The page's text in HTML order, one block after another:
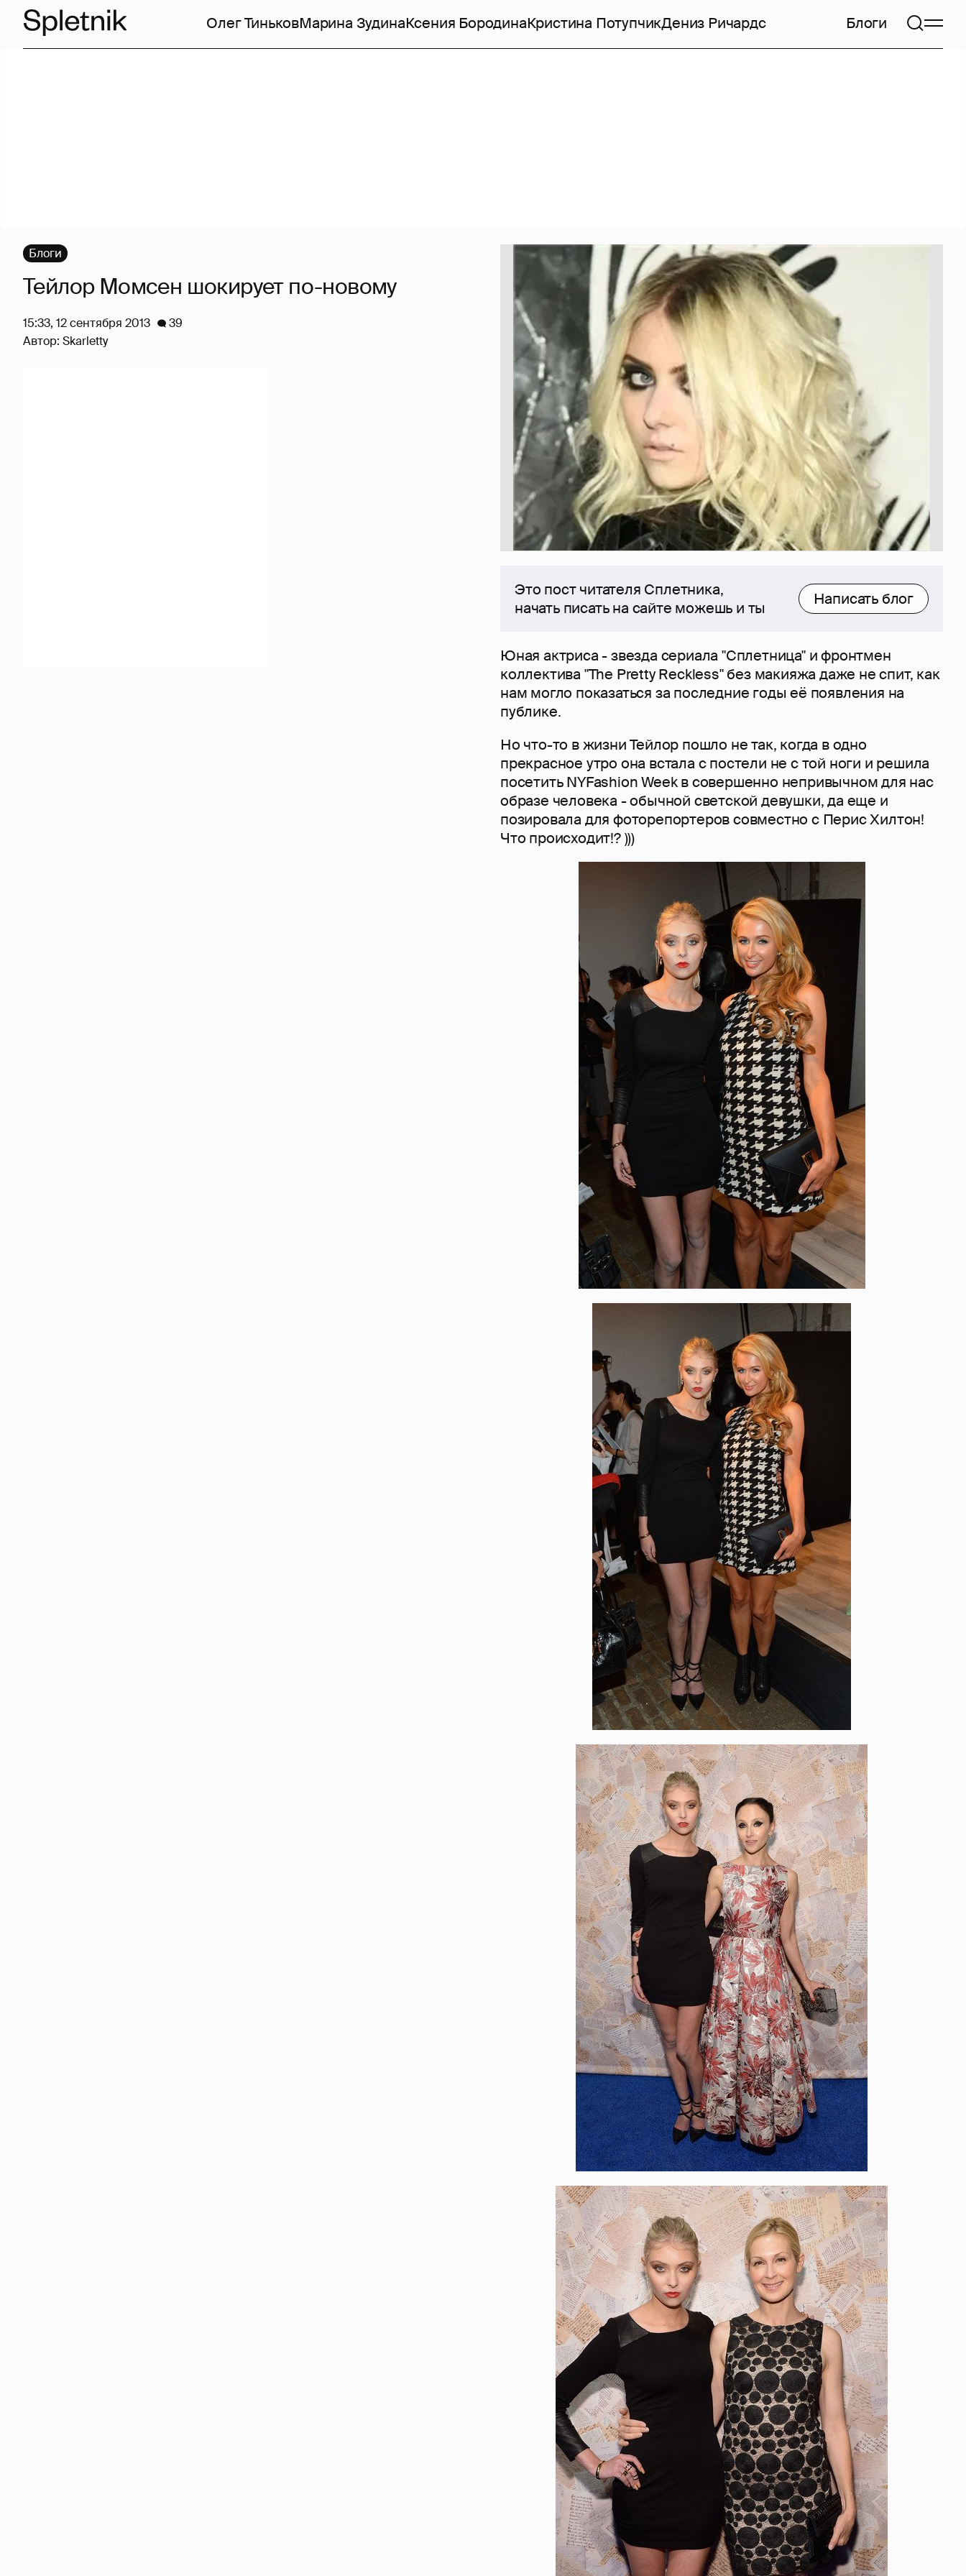
Олег ТиньковМарина ЗудинаКсения БородинаКристина ПотупчикДениз Ричардс Блоги
Это пост читателя Сплетника,
начать писать на сайте можешь и ты
Написать блог
Юная актриса - звезда сериала "Сплетница" и фронтмен
коллектива "The Pretty Reckless" без макияжа даже не спит, как
нам могло показаться за последние годы её появления на
публике.
Но что-то в жизни Тейлор пошло не так, когда в одно
прекрасное утро она встала с постели не с той ноги и решила
посетить NYFashion Week в совершенно непривычном для нас
образе человека - обычной светской девушки, да еще и
позировала для фоторепортеров совместно с Перис Хилтон!
Что происходит!? )))
Блоги
Тейлор Момсен шокирует по-новому
15:33, 12 сентября 2013
39
Автор: Skarletty